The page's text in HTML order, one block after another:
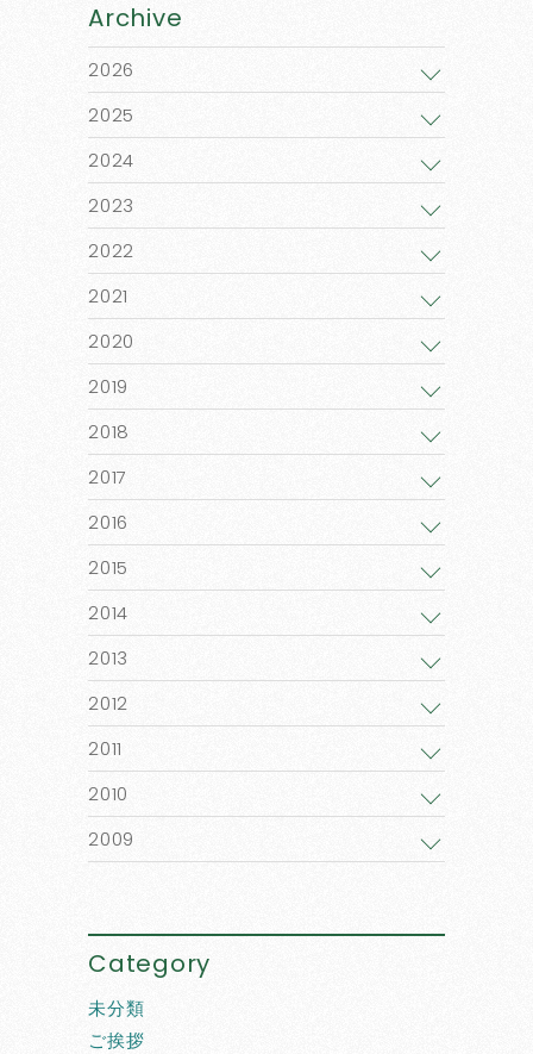
Archive
2026
2025
2024
2023
2022
2021
2020
2019
2018
2017
2016
2015
2014
2013
2012
2011
2010
2009
Category
未分類
ご挨拶